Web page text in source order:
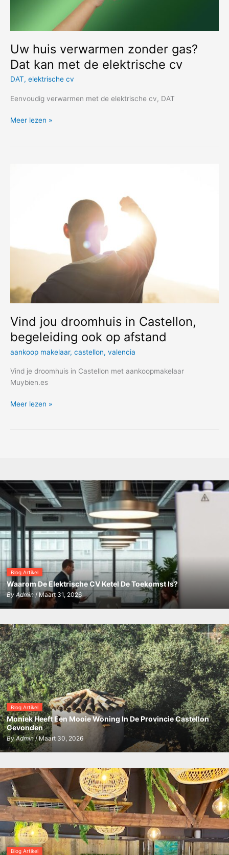
Uw huis verwarmen zonder gas?
Dat kan met de elektrische cv
DAT, elektrische cv
Eenvoudig verwarmen met de elektrische cv, DAT
Uw
Meer lezen »
Vind jou droomhuis in Castellon,
begeleiding ook op afstand
aankoop makelaar, castellon, valencia
Vind je droomhuis in Castellon met aankoopmakelaar
Muybien.es
Vind
op
afstand
Meer lezen »
Blog Artikel
Waarom De Elektrische CV Ketel De Toekomst Is?
By Admin/ Maart 31, 2026
Blog Artikel
Moniek Heeft Een Mooie Woning In De Provincie Castellon
Gevonden
ByAdmin/ Maart 30, 2026
Blog Artikel